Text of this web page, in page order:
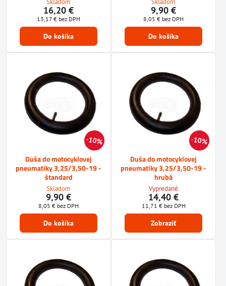
16,20 €
13,17 € bez DPH
Do košíka
9,90 €
8,05 € bez DPH
Do košíka
10%
Duša do motocyklovej
pneumatiky 3,25/3,50-19 -
štandard
Skladom
9,90 €
8,05 € bez DPH
Do košíka
10%
Duša do motocyklovej
pneumatiky 3,25/3,50-19 -
hrubá
Vypredané
14,40 €
11,71 € bez DPH
Zobraziť